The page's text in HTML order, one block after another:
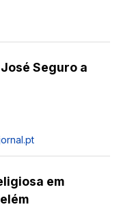
Seguro a
em